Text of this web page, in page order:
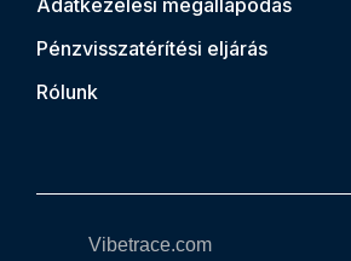
Pénzvisszatérítési eljárás
Rólunk
Vibetrace.com